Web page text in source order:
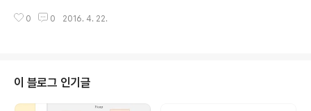
람들을 대상으로 인터뷰를 진행해보았다. 인터뷰를 진행하기 전에여행자에 대
보고 싶은 내용은 산더미였지만인터뷰이기에 그 사람의 여행에 대한 전반적인
이야기들을 듣는 방향으로 인터뷰를 진행했다. 원래 우리가 물어보고 싶은 내용
들은 대략 다음과 같았다. 여행을 준비하고 계..
0 0 2016. 4. 22.
이 블로그 인기글